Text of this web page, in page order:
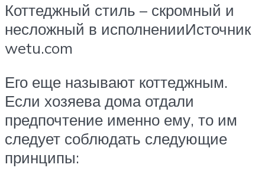
Коттеджный стиль – скромный и
несложный в исполненииИсточник
wetu.com
Его еще называют коттеджным.
Если хозяева дома отдали
предпочтение именно ему, то им
следует соблюдать следующие
принципы: